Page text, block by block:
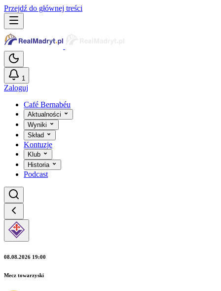
Przejdź do głównej treści
1
Zaloguj
Café Bernabéu
Aktualności
Wyniki
Skład
Kontuzje
Klub
Historia
Podcast
08.08.2026 19:00
Mecz towarzyski